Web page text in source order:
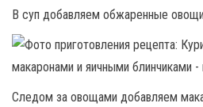
В суп добавляем обжаренные овощи
Следом за овощами добавляем